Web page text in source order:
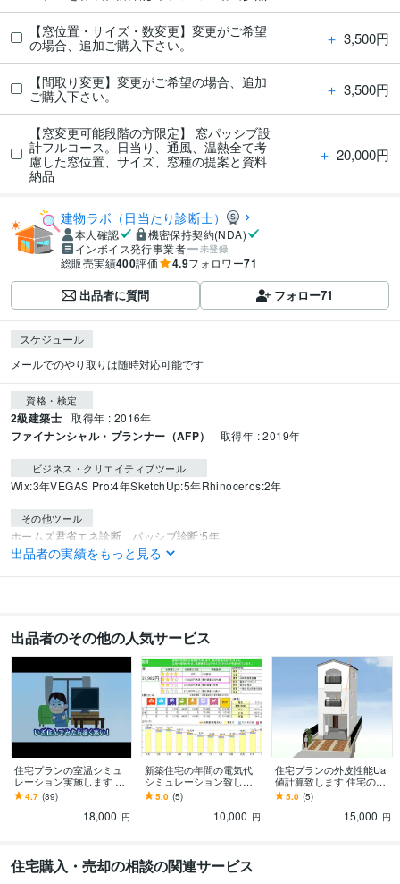
【窓位置・サイズ・数変更】変更がご希望
の場合、追加ご購入下さい。
＋ 3,500円
【間取り変更】変更がご希望の場合、追加
ご購入下さい。
＋ 3,500円
【窓変更可能段階の方限定】 窓パッシブ設
計フルコース。日当り、通風、温熱全て考
慮した窓位置、サイズ、窓種の提案と資料
納品
＋ 20,000円
建物ラボ（日当たり診断士）
本人確認
機密保持契約(NDA)
インボイス発行事業者
未登録
総販売実績400評価 4.9フォロワー71
出品者に質問 フォロー71
スケジュール
メールでのやり取りは随時対応可能です
資格・検定
2級建築士 取得年 : 2016年
ファイナンシャル・プランナー（AFP） 取得年 : 2019年
ビジネス・クリエイティブツール
Wix:3年VEGAS Pro:4年SketchUp:5年Rhinoceros:2年
その他ツール
ホームズ君省エネ診断 パッシブ診断:5年
SketchUp 日当たり・日照シミュレーション:5年
宅間取りの室温・通風シミュレーション
アドバイス
住宅業界
出品者の実績をもっと見る
出品者のその他の人気サービス
住宅プランの室温シミュ
レーション実施します 夏
と冬の自然室温を事前に
計算、断熱材に悩んでい
4.7 (39)
18,000 円
新築住宅の年間の電気代
シミュレーション致しま
す こんなに電気代が高い
なんて！住んで後悔する
前に確認出来ます
5.0 (5)
10,000 円
住宅プランの外皮性能Ua
値計算致します 住宅の断
熱材の仕様、狙いの性能
値の仕様検討・相談でき
5.0 (5)
15,000 円
住宅購入・売却の相談の関連サービス